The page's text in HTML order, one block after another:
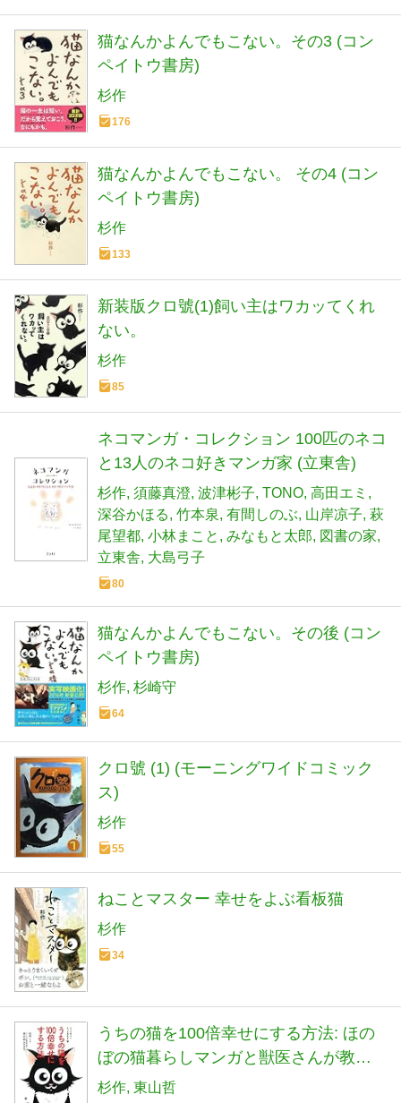
猫なんかよんでもこない。その3 (コン
ペイトウ書房)
杉作
176
猫なんかよんでもこない。 その4 (コン
ペイトウ書房)
杉作
133
新装版クロ號(1)飼い主はワカッてくれ
ない。
杉作
85
ネコマンガ・コレクション 100匹のネコ
と13人のネコ好きマンガ家 (立東舎)
杉作 須藤真澄 波津彬子 TONO 高田エミ
深谷かほる 竹本泉 有間しのぶ 山岸凉子 萩
尾望都 小林まこと みなもと太郎
図書の家
立東舎 大島弓子
80
猫なんかよんでもこない。その後 (コン
ペイトウ書房)
杉作 杉崎守
64
クロ號 (1) (モーニングワイドコミック
ス)
杉作
55
ねことマスター 幸せをよぶ看板猫
杉作
34
うちの猫を100倍幸せにする方法: ほの
ぼの猫暮らしマンガと獣医さんが教え
る最新猫医学
杉作 東山哲